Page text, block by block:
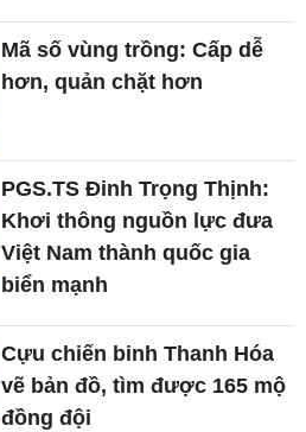
Mã số vùng trồng: Cấp dễ
hơn, quản chặt hơn
PGS.TS Đinh Trọng Thịnh:
Khơi thông nguồn lực đưa
Việt Nam thành quốc gia
biển mạnh
Cựu chiến binh Thanh Hóa
vẽ bản đồ, tìm được 165 mộ
đồng đội